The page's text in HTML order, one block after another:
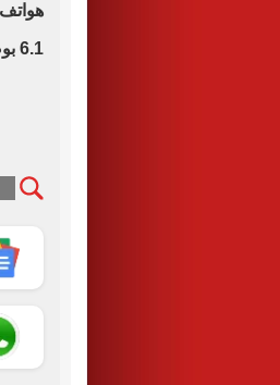
6.1 بوصة، وإصدار بحجم 6.7 بوصة.